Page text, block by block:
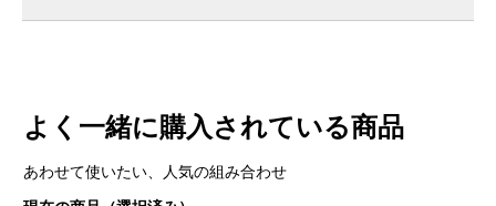
よく一緒に購入されている商品
あわせて使いたい、人気の組み合わせ